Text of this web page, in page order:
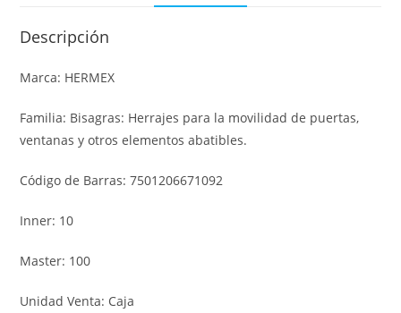
Descripción
Marca: HERMEX
Familia: Bisagras: Herrajes para la movilidad de puertas,
ventanas y otros elementos abatibles.
Código de Barras: 7501206671092
Inner: 10
Master: 100
Unidad Venta: Caja